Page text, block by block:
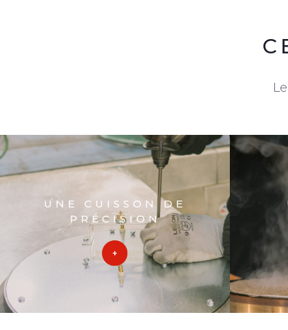
UNE CUISSON DE
PRÉCISION